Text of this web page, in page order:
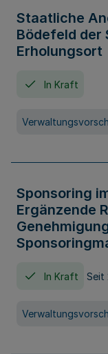
Staatliche
Bödefeld der
Erholungsort
In Kraft
Sponsoring
Ergänzende
In Kraft Seit